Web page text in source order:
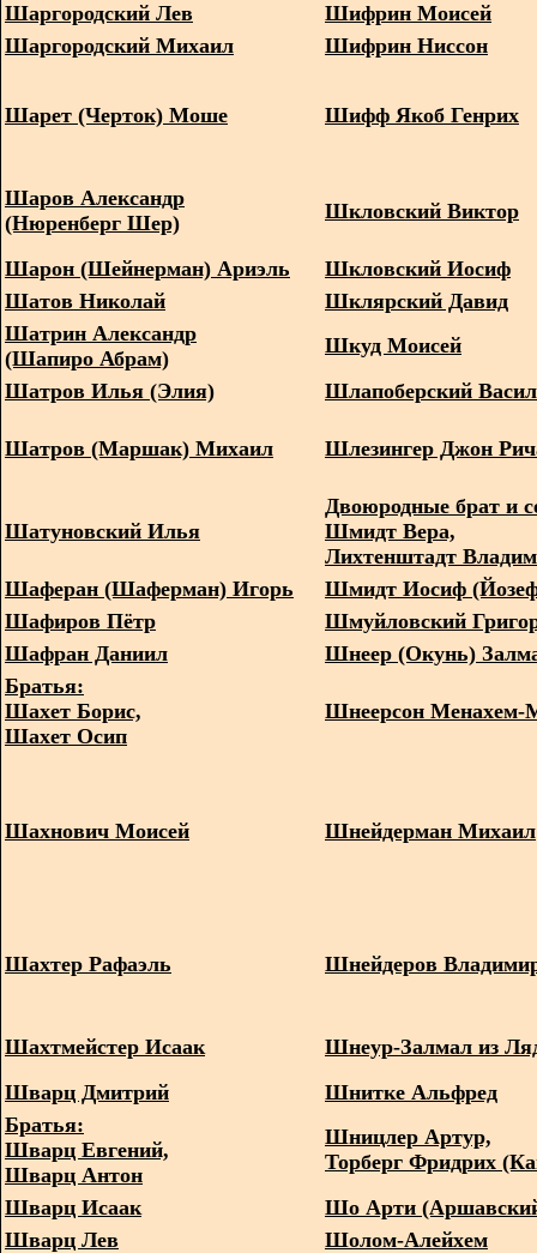
Шаргородский Лев
Шифрин Моисей
Шаргородский Михаил
Шифрин Ниссон
Шарет (Черток) Моше Шифф Якоб Генрих
Шаров Александр
(Нюренберг Шер)
Шкловский Виктор
Шарон (Шейнерман) Ариэль
Шкловский Иосиф
Шатов Николай
Шклярский Давид
Шатрин Александр
(Шапиро Абрам)
Шкуд Моисей
Шатров Илья (Элия)
Шлапоберский
Шатров (Маршак) Михаил Шлезингер Джон
Шатуновский Илья
Двоюродные брат и
Шмидт Вера,
Лихтенштадт
Шаферан (Шаферман) Игорь
Шмидт Иосиф
Шафиров Пётр
Шмуйловский
Шафран Даниил
Шнеер (Окунь)
Братья:
Шахет Борис,
Шахет Осип
Шнеерсон Менахем-
Шахнович Моисей Шнейдерман Михаил
Шахтер Рафаэль Шнейдеров
Шахтмейстер Исаак
Шнеур-Залмал из
Шварц Дмитрий
Шнитке Альфред
Братья:
Шварц Евгений,
Шварц Антон
Шницлер Артур,
Торберг Фридрих
Шварц Исаак
Шо Арти
Шварц Лев
Шолом-Алейхем